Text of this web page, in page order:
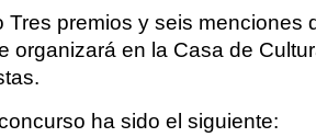
Tres premios y seis
organizará en la Casa de
ha sido el siguiente: